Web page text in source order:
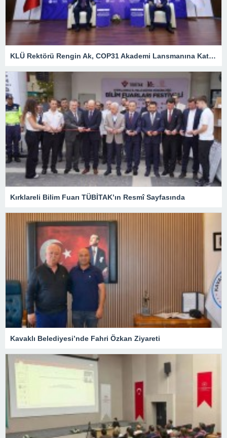
KLÜ Rektörü Rengin Ak, COP31 Akademi Lansmanına Katıldı
Kırklareli Bilim Fuarı TÜBİTAK’ın Resmî Sayfasında
Kavaklı Belediyesi’nde Fahri Özkan Ziyareti